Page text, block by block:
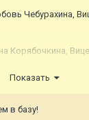
Чебурахина,
Корябочкина,
Показать
в базу!